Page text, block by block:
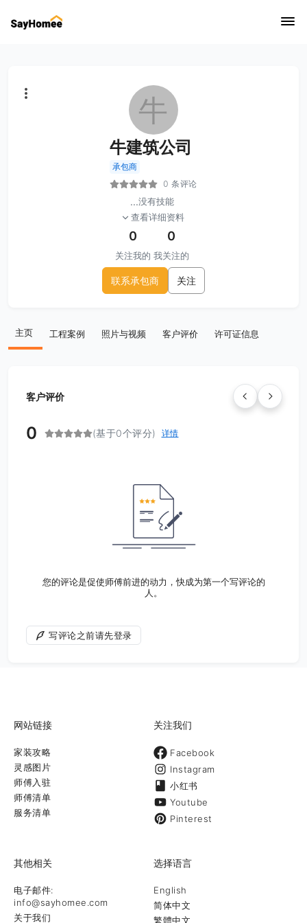
牛
牛建筑公司
承包商
0 条评论
...没有技能
查看详细资料
0
关注我的
0
我关注的
联系承包商 关注
主页 工程案例 照片与视频 客户评价 许可证信息
客户评价
0 (基于0个评分) 详情
您的评论是促使师傅前进的动力，快成为第一个写评论的
人。
写评论之前请先登录
网站链接
家装攻略
灵感图片
师傅入驻
师傅清单
服务清单
关注我们
Facebook
Instagram
小红书
Youtube
Pinterest
其他相关
电子邮件:
info@sayhomee.com
关于我们
选择语言
English
简体中文
繁體中文